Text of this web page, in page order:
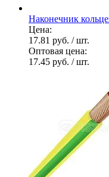
Наконечник
Цена:
17.81 руб. / шт.
Оптовая цена:
17.45 руб. / шт.